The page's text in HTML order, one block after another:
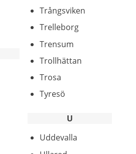
Trångsviken
Trelleborg
Trensum
Trollhättan
Trosa
Tyresö
U
Uddevalla